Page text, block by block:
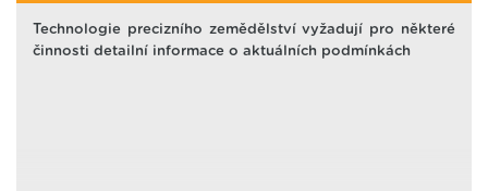
Technologie precizního zemědělství vyžadují pro některé
činnosti detailní informace o aktuálních podmínkách